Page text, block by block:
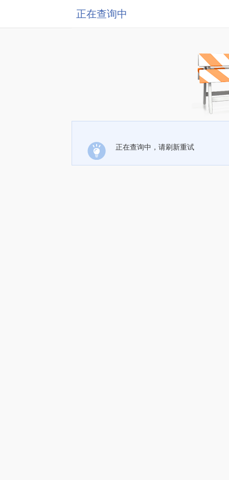
正在查询中
正在查询中，请刷新重试